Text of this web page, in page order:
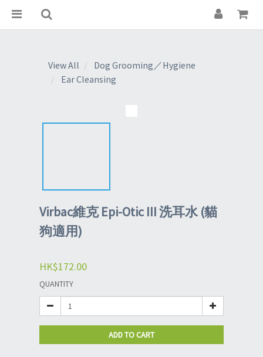
View All
Dog Grooming／Hygiene
Ear Cleansing
Virbac維克 Epi-Otic III 洗耳水 (貓
狗適用)
HK$172.00
QUANTITY
ADD TO CART